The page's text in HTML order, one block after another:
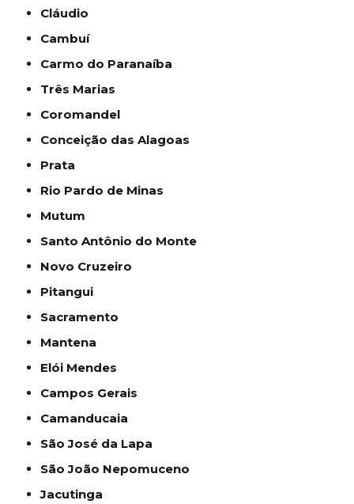
Cláudio
Cambuí
Carmo do Paranaíba
Três Marias
Coromandel
Conceição das Alagoas
Prata
Rio Pardo de Minas
Mutum
Santo Antônio do Monte
Novo Cruzeiro
Pitangui
Sacramento
Mantena
Elói Mendes
Campos Gerais
Camanducaia
São José da Lapa
São João Nepomuceno
Jacutinga